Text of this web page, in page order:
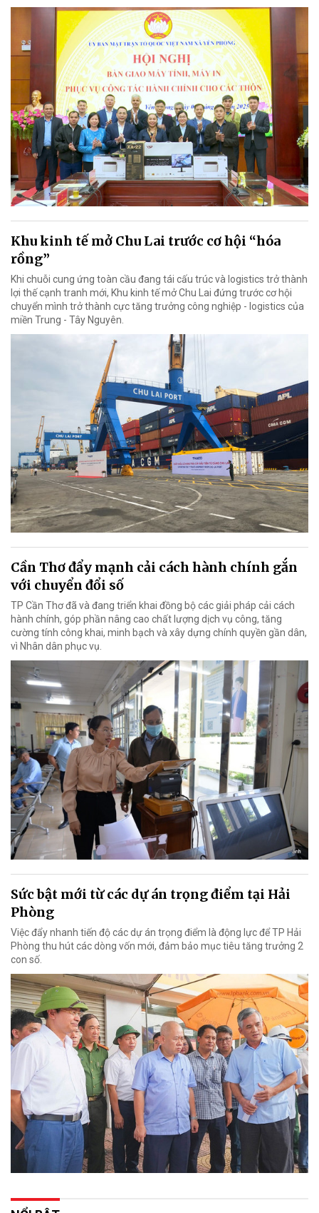
Khu kinh tế mở Chu Lai trước cơ hội “hóa
rồng”
Khi chuỗi cung ứng toàn cầu đang tái cấu trúc và logistics trở thành
lợi thế cạnh tranh mới, Khu kinh tế mở Chu Lai đứng trước cơ hội
chuyển mình trở thành cực tăng trưởng công nghiệp - logistics của
miền Trung - Tây Nguyên.
Cần Thơ đẩy mạnh cải cách hành chính gắn
với chuyển đổi số
TP Cần Thơ đã và đang triển khai đồng bộ các giải pháp cải cách
hành chính, góp phần nâng cao chất lượng dịch vụ công, tăng
cường tính công khai, minh bạch và xây dựng chính quyền gần dân,
vì Nhân dân phục vụ.
Sức bật mới từ các dự án trọng điểm tại Hải
Phòng
Việc đẩy nhanh tiến độ các dự án trọng điểm là động lực để TP Hải
Phòng thu hút các dòng vốn mới, đảm bảo mục tiêu tăng trưởng 2
con số.